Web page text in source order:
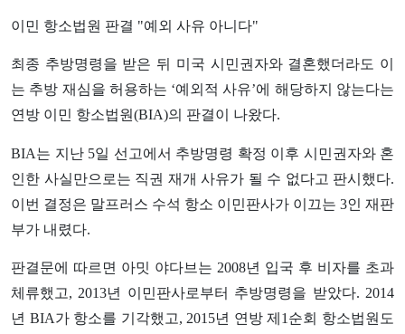
이민 항소법원 판결 "예외 사유 아니다"
최종 추방명령을 받은 뒤 미국 시민권자와 결혼했더라도 이
는 추방 재심을 허용하는 ‘예외적 사유’에 해당하지 않는다는
연방 이민 항소법원(BIA)의 판결이 나왔다.
BIA는 지난 5일 선고에서 추방명령 확정 이후 시민권자와 혼
인한 사실만으로는 직권 재개 사유가 될 수 없다고 판시했다.
이번 결정은 말프러스 수석 항소 이민판사가 이끄는 3인 재판
부가 내렸다.
판결문에 따르면 아밋 야다브는 2008년 입국 후 비자를 초과
체류했고, 2013년 이민판사로부터 추방명령을 받았다. 2014
년 BIA가 항소를 기각했고, 2015년 연방 제1순회 항소법원도